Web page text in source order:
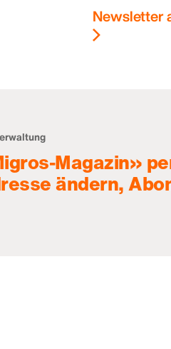
Newsletter
Magazin»
ändern,